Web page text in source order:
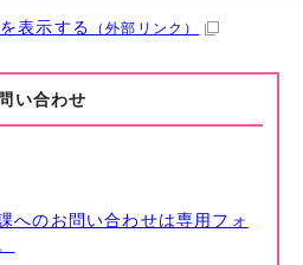
表示する （外部リンク）
い合わせ
のお問い合わせは専用フォ